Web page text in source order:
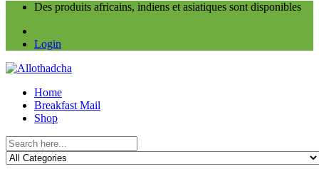
Des produits africains, indiens et asiatiques sont disponibles
Login
Home
Breakfast Mail
Shop